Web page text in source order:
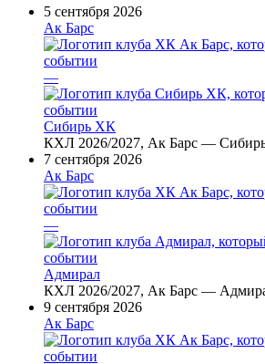
5 сентября 2026
Ак Барс
—
Сибирь ХК
КХЛ 2026/2027, Ак Барс —
7 сентября 2026
Ак Барс
—
Адмирал
КХЛ 2026/2027, Ак Барс —
9 сентября 2026
Ак Барс